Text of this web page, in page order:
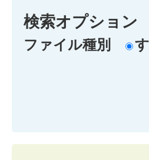
検索オプション
ファイル種別